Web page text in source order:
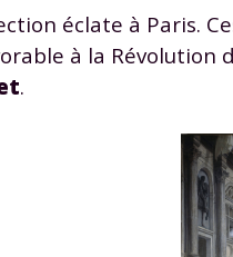
éclate à Paris.
à la Révolution
.